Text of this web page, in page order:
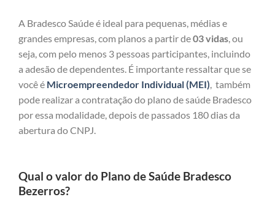
A Bradesco Saúde é ideal para pequenas, médias e
grandes empresas, com planos a partir de03 vidas, ou
seja, com pelo menos 3 pessoas participantes, incluindo
a adesão de dependentes. É importante ressaltar que se
você é Microempreendedor Individual (MEI), também
pode realizar a contratação do plano de saúde Bradesco
por essa modalidade, depois de passados 180 dias da
abertura do CNPJ.
Qual o valor do Plano de Saúde Bradesco
Bezerros?